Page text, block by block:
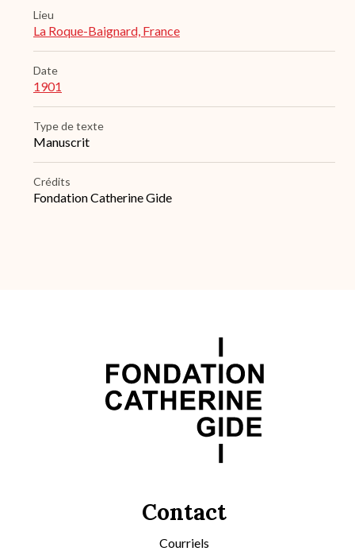
Lieu
La Roque-Baignard, France
Date
1901
Type de texte
Manuscrit
Crédits
Fondation Catherine Gide
Contact
Courriels